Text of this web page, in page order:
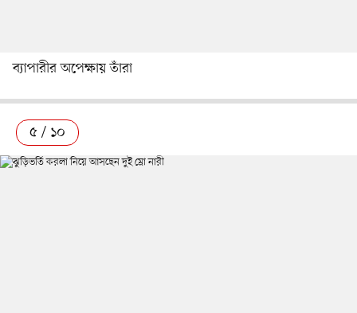
ব্যাপারীর অপেক্ষায় তাঁরা
৫ / ১০